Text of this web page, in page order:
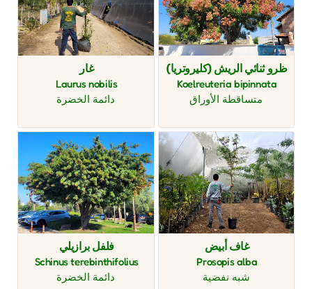
ظرو ثنائي الريش (كليروتريا)
Koelreuteria bipinnata
متساقطة الأوراق
غار
Laurus nobilis
دائمة الخضرة
غاف أبيض
Prosopis alba
شبه نفضية
فلفل برازيلي
Schinus terebinthifolius
دائمة الخضرة